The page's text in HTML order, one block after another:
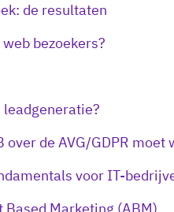
de resultaten
bezoekers?
de AVG/GDPR moet
voor IT-